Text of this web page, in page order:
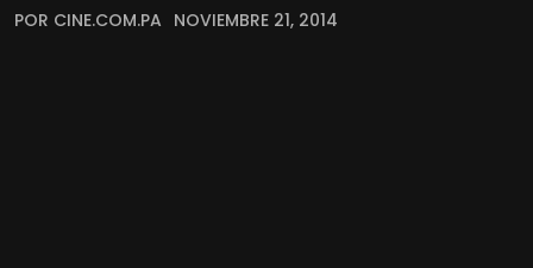
POR CINE.COM.PA NOVIEMBRE 21, 2014